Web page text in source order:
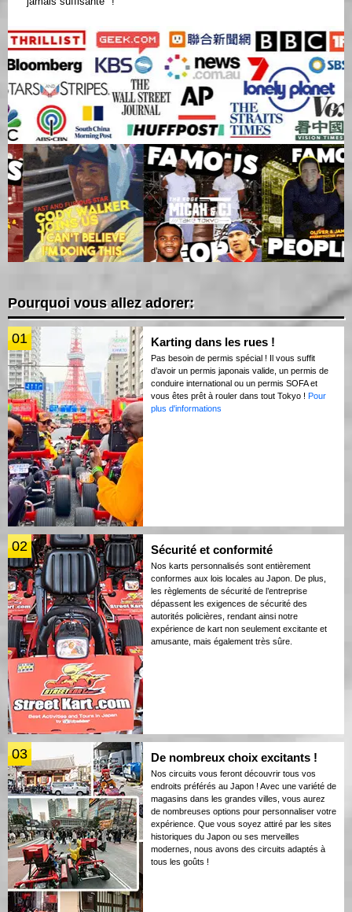
Pourquoi vous allez adorer:
01 Karting dans les rues !
Pas besoin de permis spécial ! Il vous suffit
d’avoir un permis japonais valide, un permis de
conduire international ou un permis SOFA et
vous êtes prêt à rouler dans tout Tokyo ! Pour
plus d'informations
02 Sécurité et conformité
Nos karts personnalisés sont entièrement
conformes aux lois locales au Japon. De plus,
les règlements de sécurité de l’entreprise
dépassent les exigences de sécurité des
autorités policières, rendant ainsi notre
expérience de kart non seulement excitante et
amusante, mais également très sûre.
03 De nombreux choix excitants !
Nos circuits vous feront découvrir tous vos
endroits préférés au Japon ! Avec une variété de
magasins dans les grandes villes, vous aurez
de nombreuses options pour personnaliser votre
expérience. Que vous soyez attiré par les sites
historiques du Japon ou ses merveilles
modernes, nous avons des circuits adaptés à
tous les goûts !